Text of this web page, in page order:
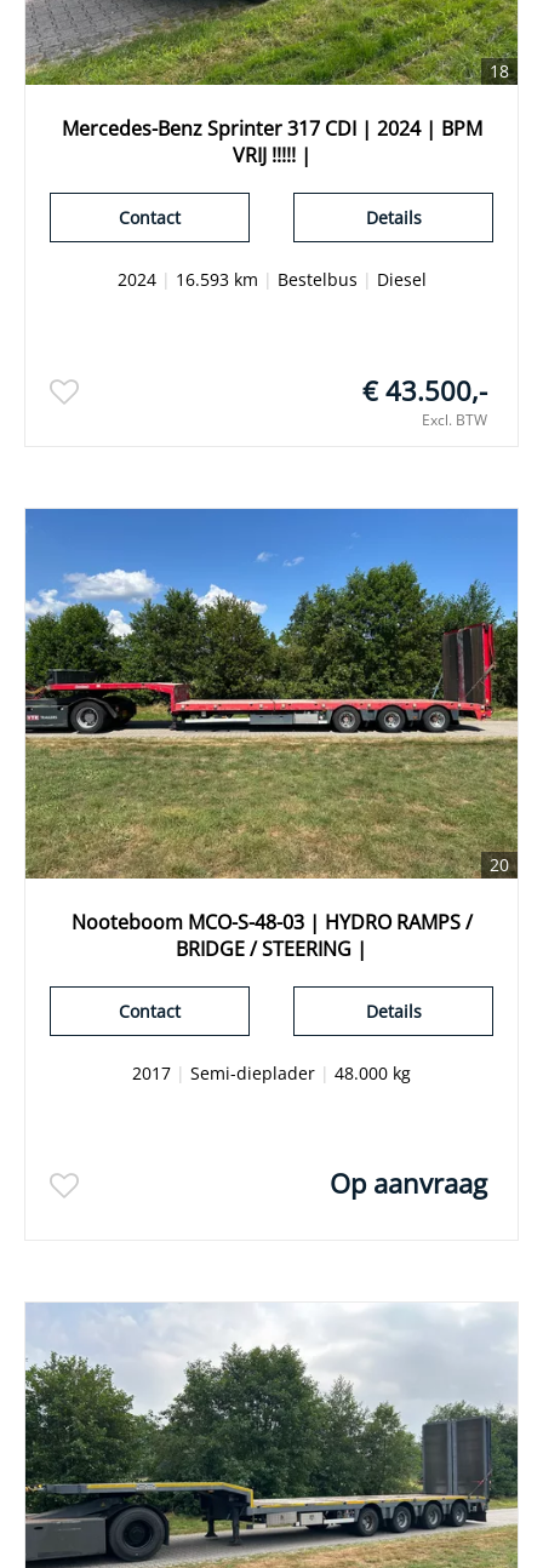
18
Mercedes-Benz Sprinter 317 CDI | 2024 | BPM
VRIJ !!!!! |
Details
Contact
2024| 16.593 km | Bestelbus | Diesel
€ 43.500,-
Excl. BTW
20
Nooteboom MCO-S-48-03 | HYDRO RAMPS /
BRIDGE / STEERING |
Details
Contact
2017 | Semi-dieplader | 48.000 kg
Op aanvraag